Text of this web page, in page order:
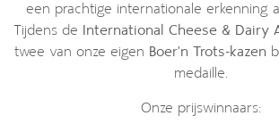
een prachtige internationale erkenning
Tijdens de International Cheese & Dairy
twee van onze eigen Boer’n Trots-kazen
medaille.
Onze prijswinnaars: